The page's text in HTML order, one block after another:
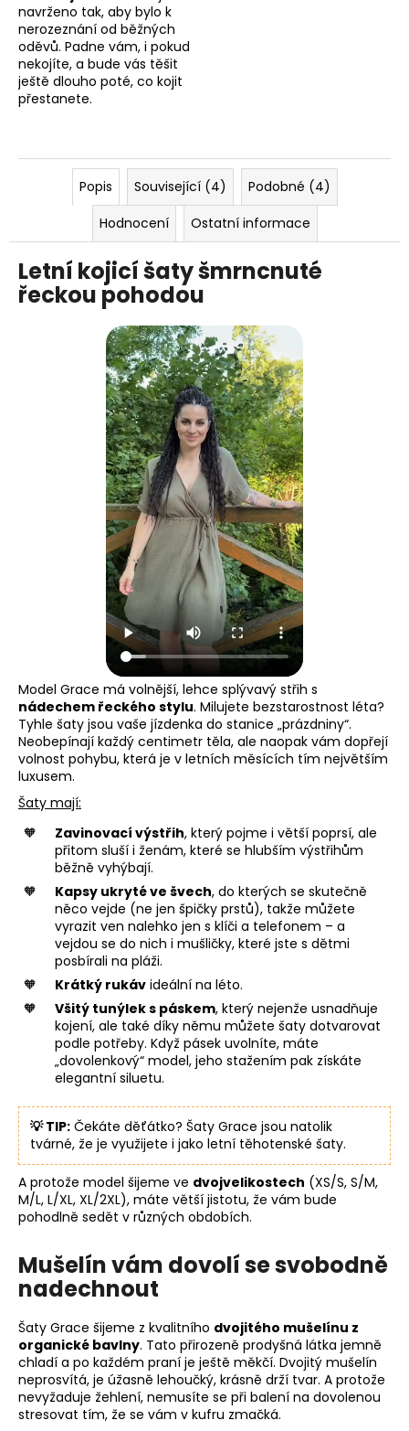
navrženo tak, aby bylo k
nerozeznání od běžných
oděvů. Padne vám, i pokud
nekojíte, a bude vás těšit
ještě dlouho poté, co kojit
přestanete.
Popis Související (4)
Podobné (4)
Hodnocení
Ostatní informace
Letní kojicí šaty šmrncnuté
řeckou pohodou
Model Grace má volnější, lehce splývavý střih s
nádechem řeckého stylu. Milujete bezstarostnost léta?
Tyhle šaty jsou vaše jízdenka do stanice „prázdniny“.
Neobepínají každý centimetr těla, ale naopak vám dopřejí
volnost pohybu, která je v letních měsících tím největším
luxusem.
Šaty mají:
Zavinovací výstřih, který pojme i větší poprsí, ale
přitom sluší i ženám, které se hlubším výstřihům
běžně vyhýbají.
Kapsy ukryté ve švech, do kterých se skutečně
něco vejde (ne jen špičky prstů), takže můžete
vyrazit ven nalehko jen s klíči a telefonem – a
vejdou se do nich i mušličky, které jste s dětmi
posbírali na pláži.
Krátký rukáv ideální na léto.
Všitý tunýlek s páskem, který nejenže usnadňuje
kojení, ale také díky němu můžete šaty dotvarovat
podle potřeby. Když pásek uvolníte, máte
„dovolenkový“ model, jeho stažením pak získáte
elegantní siluetu.
💡 TIP: Čekáte děťátko? Šaty Grace jsou natolik
tvárné, že je využijete i jako letní těhotenské šaty.
A protože model šijeme ve dvojvelikostech (XS/S, S/M,
M/L, L/XL, XL/2XL), máte větší jistotu, že vám bude
pohodlně sedět v různých obdobích.
Mušelín vám dovolí se svobodně
nadechnout
Šaty Grace šijeme z kvalitního dvojitého mušelínu z
organické bavlny. Tato přirozeně prodyšná látka jemně
chladí a po každém praní je ještě měkčí. Dvojitý mušelín
neprosvítá, je úžasně lehoučký, krásně drží tvar. A protože
nevyžaduje žehlení, nemusíte se při balení na dovolenou
stresovat tím, že se vám v kufru zmačká.